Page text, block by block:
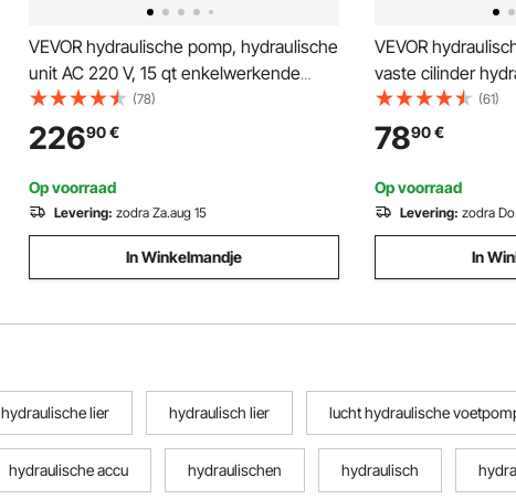
VEVOR hydraulische pomp, hydraulische
unit AC 220 V, 15 qt enkelwerkende
hydraulische unit, oliestroom van 6,3
l/min, max. persdruk 22 MPa voor
kiepwagens, autoreparatiewerkplaatsen
en autoliften, zwart
(78)
22690€
Op voorraad
Levering: zodra Za.aug 15
In Winkelmandje
VEVOR
vaste cilinder
cm slag
cilinder, met
hydraulische
hefcilinders
(61)
7890€
Op voorraad
Levering: zodra
In
hydraulische lier hydraulisch lier lucht hydraulische
hydraulische accu hydraulischen hydraulisch